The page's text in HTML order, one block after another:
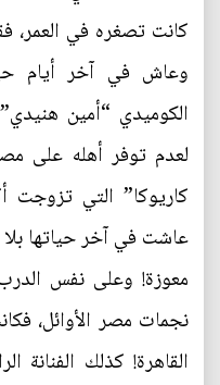
كانت تصغره في العمر،
وعاش في آخر أيام
الكوميدي “أمين
لعدم توفر أهله على
كاريوكا” التي تزوجت
عاشت في آخر حياتها
معوزة! وعلى نفس
نجمات مصر الأوائل،
القاهرة! كذلك الفنانة